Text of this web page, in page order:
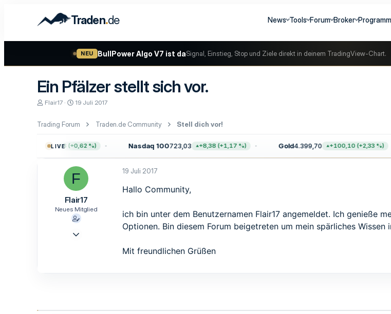
Traden.de News Tools Forum Broker
NEU BullPower Algo V7 ist daSignal, Einstieg, Stop und Ziele direkt in deinem TradingView-Chart.
Ein Pfälzer stellt sich vor.
E
t
e
Flair17
E
t
l
t
a
m
19 Juli 2017
Trading Forum Traden.de Community Stell dich vor!
LIVE
+47,68 (+0,62 %) Nasdaq 100723,03 +8,38 (+1,17 %) Gold4.399,70 +100,10 (+2,33 %)
F
Flair17
Neues Mitglied
19 Juli 2017
Hallo Community,
ich bin unter dem Benutzernamen Flair17 angemeldet. Ich genieße
Optionen. Bin diesem Forum beigetreten um mein spärliches
Mit freundlichen Grüßen